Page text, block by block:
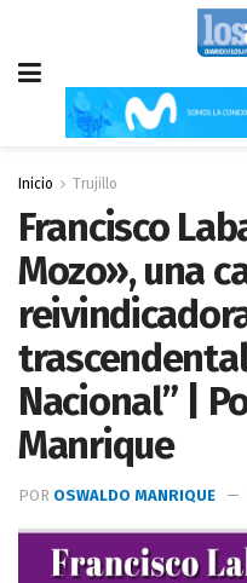
Inicio Trujillo
Francisco
Mozo», una
Nacional” |
Manrique
POR OSWALDO MANRIQUE